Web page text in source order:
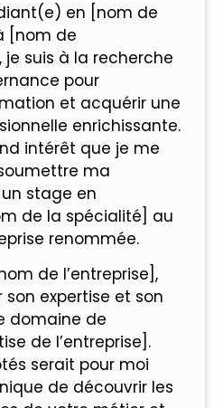
en [nom de
[nom de
je suis à la recherche
pour
et acquérir une
enrichissante.
intérêt que je me
ma
stage en
de la spécialité] au
renommée.
de l’entreprise],
expertise et son
domaine de
de l’entreprise].
serait pour moi
de découvrir les